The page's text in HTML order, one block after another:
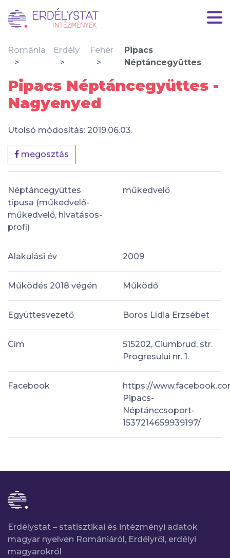
Románia Erdély Fehér
Pipacs
Néptáncegyüttes
Pipacs Néptáncegyüttes -
Nagyenyed
Utolsó módosítás: 2019.06.03.
megosztás
Néptáncegyüttes
típusa (műkedvelő-
műkedvelő, hivatásos-
profi)
műkedvelő
Alakulási év 2009
Működés 2018 végén Működő
Együttesvezető Boros Lídia Erzsébet
Cím
515202, Ciumbrud, str.
Progresului nr. 1.
Facebook
https://
Pipacs-
Néptánccsoport-
1537214659939197/
Erdélystat – statisztikai és intézményi adatok
magyar nyelven Romániáról, Erdélyről, erdélyi
magyarokról